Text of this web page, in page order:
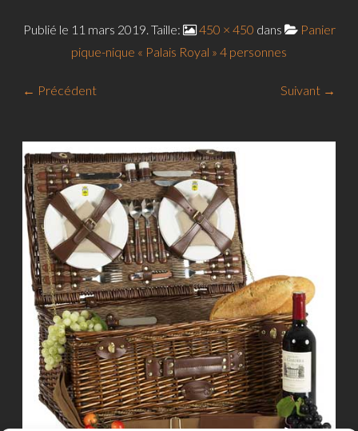
Publié le 11 mars 2019. Taille: 450 × 450 dans
Panier
pique-nique « Palais Royal » 4 personnes
← Précédent Suivant →